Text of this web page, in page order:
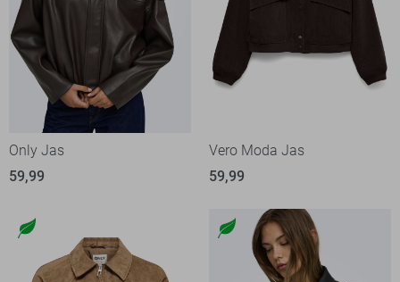
Only Jas
59,99
Vero Moda Jas
59,99